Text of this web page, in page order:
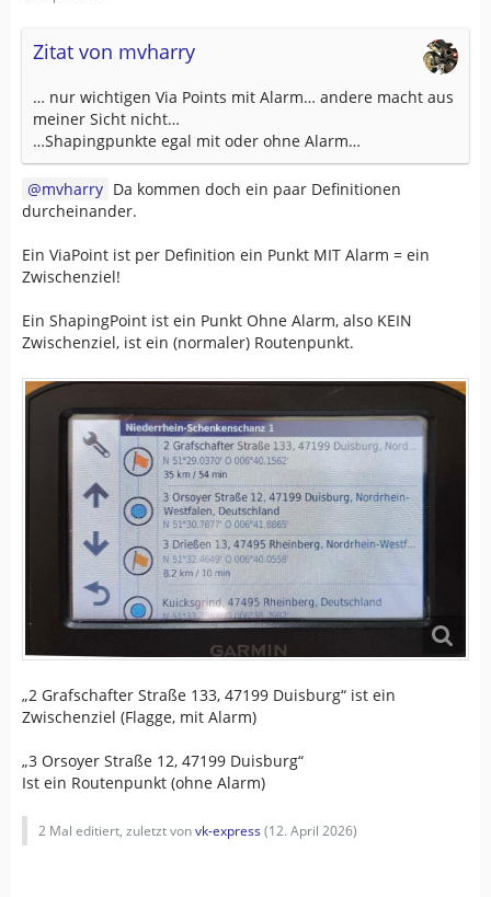
Zitat von mvharry
… nur wichtigen Via Points mit Alarm… andere macht aus
meiner Sicht nicht…
…Shapingpunkte egal mit oder ohne Alarm…
mvharry Da kommen doch ein paar Definitionen
durcheinander.
Ein ViaPoint ist per Definition ein Punkt MIT Alarm = ein
Zwischenziel!
Ein ShapingPoint ist ein Punkt Ohne Alarm, also KEIN
Zwischenziel, ist ein (normaler) Routenpunkt.
„2 Grafschafter Straße 133, 47199 Duisburg“ ist ein
Zwischenziel (Flagge, mit Alarm)
„3 Orsoyer Straße 12, 47199 Duisburg“
Ist ein Routenpunkt (ohne Alarm)
2 Mal editiert, zuletzt vonvk-express(12. April 2026)